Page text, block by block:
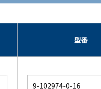
型番